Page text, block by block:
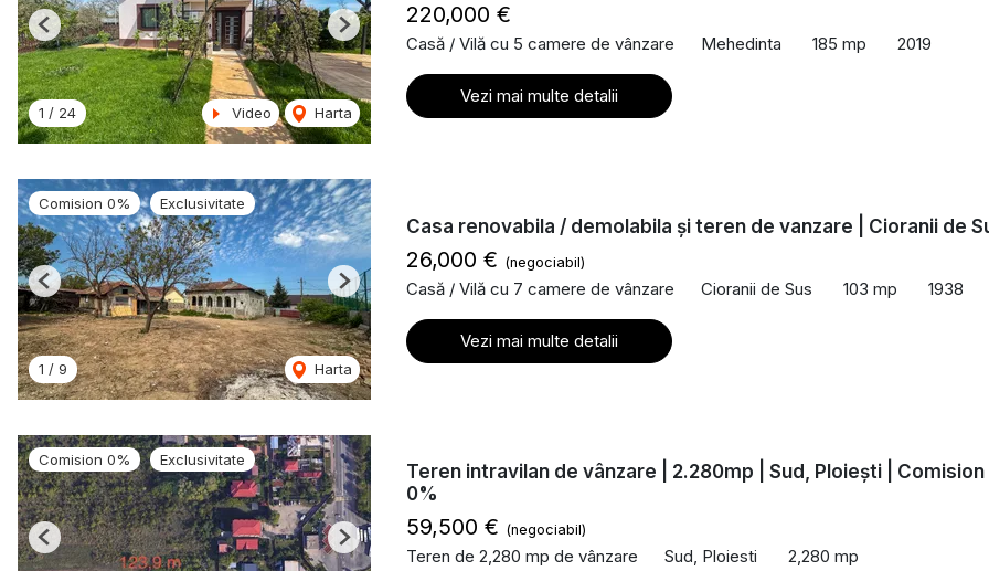
1 / 24 Video Harta
Previous Next
220,000 €
Casă / Vilă cu 5 camere de vânzare Mehedinta 185 mp 2019
Vezi mai multe detalii
Comision 0% Exclusivitate
1 / 9 Harta
Previous Next
Casa renovabila / demolabila și teren de vanzare | Cioranii de
26,000 € (negociabil)
Casă / Vilă cu 7 camere de vânzare Cioranii de Sus 103 mp 1938
Vezi mai multe detalii
Comision 0% Exclusivitate
Previous Next
Teren intravilan de vânzare | 2.280mp | Sud, Ploiești | Comision
0%
59,500 € (negociabil)
Teren de 2,280 mp de vânzare Sud, Ploiesti 2,280 mp